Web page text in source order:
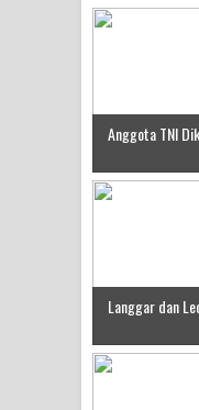
Anggota TNI
Langgar dan